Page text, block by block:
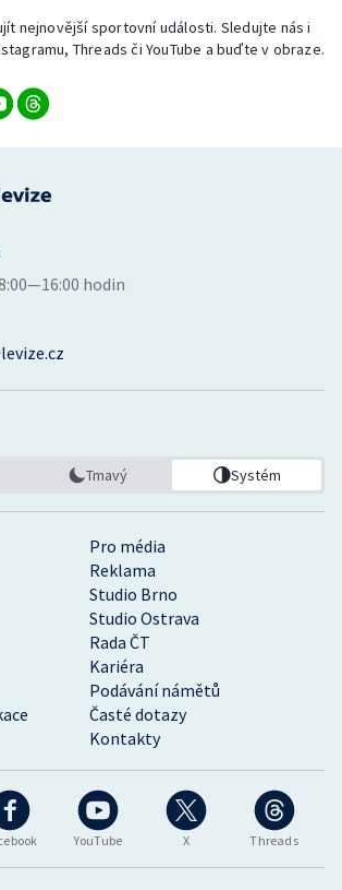
nejnovější sportovní události. Sledujte nás i
Threads či YouTube a buďte v obraze.
YouTube X Threads
Pro média
Reklama
Studio Brno
Studio Ostrava
Rada ČT
Kariéra
Podávání námětů
Časté dotazy
Kontakty
hodin
Tmavý Systém